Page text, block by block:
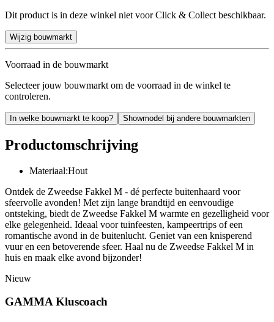
Dit product is in deze winkel niet voor Click & Collect beschikbaar.
Wijzig bouwmarkt
Voorraad in de bouwmarkt
Selecteer jouw bouwmarkt om de voorraad in de winkel te
controleren.
In welke bouwmarkt te koop? Showmodel bij andere bouwmarkten
Productomschrijving
Materiaal:Hout
Ontdek de Zweedse Fakkel M - dé perfecte buitenhaard voor
sfeervolle avonden! Met zijn lange brandtijd en eenvoudige
ontsteking, biedt de Zweedse Fakkel M warmte en gezelligheid voor
elke gelegenheid. Ideaal voor tuinfeesten, kampeertrips of een
romantische avond in de buitenlucht. Geniet van een knisperend
vuur en een betoverende sfeer. Haal nu de Zweedse Fakkel M in
huis en maak elke avond bijzonder!
Nieuw
GAMMA Kluscoach